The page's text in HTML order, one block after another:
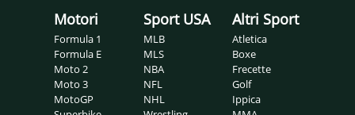
Motori
Formula 1
Formula E
Moto 2
Moto 3
MotoGP
Sport USA
MLB
MLS
NBA
NFL
NHL
Altri Sport
Atletica
Boxe
Frecette
Golf
Ippica